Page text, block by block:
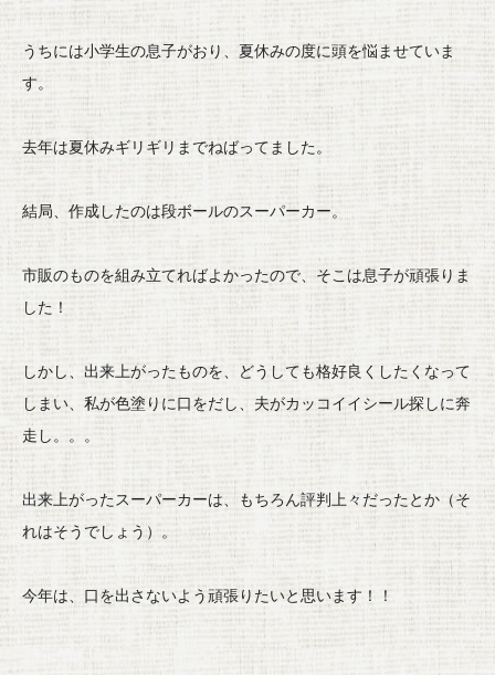
うちには小学生の息子がおり、夏休みの度に頭を悩ませていま
す。
去年は夏休みギリギリまでねばってました。
結局、作成したのは段ボールのスーパーカー。
市販のものを組み立てればよかったので、 そこは息子が頑張りま
した！
しかし、出来上がったものを、
どうしても格好良くしたくなって
しまい、私が色塗りに口をだし、 夫がカッコイイシール探しに奔
走し。。。
出来上がったスーパーカーは、もちろん評判上々だったとか（そ
れはそうでしょう）。
今年は、口を出さないよう頑張りたいと思います！！